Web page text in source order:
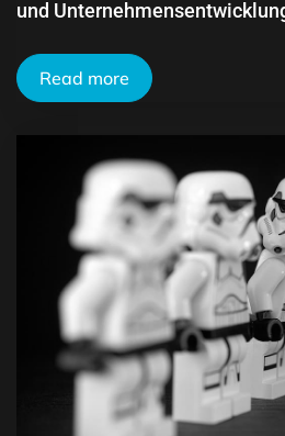
und
Read more